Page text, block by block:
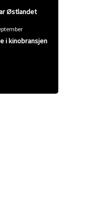
Østlandet
i kinobransjen